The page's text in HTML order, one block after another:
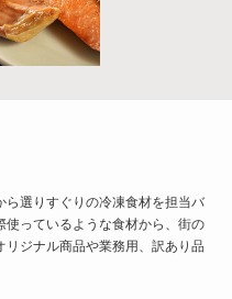
ら選りすぐりの冷凍食材を担当バ
使っているような食材から、街の
ジナル商品や業務用、訳あり品